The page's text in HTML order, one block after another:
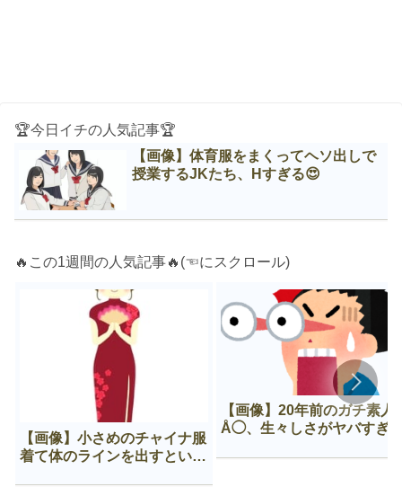
🏆今日イチの人気記事🏆
【画像】体育服をまくってヘソ出しで
授業するJKたち、Нすぎる😍
🔥この1週間の人気記事🔥(☜にスクロール)
【画像】小さめのチャイナ服
着て体のラインを出すという
【画像】20年前のガチ素人
Å◯、生々しさがヤバすぎ